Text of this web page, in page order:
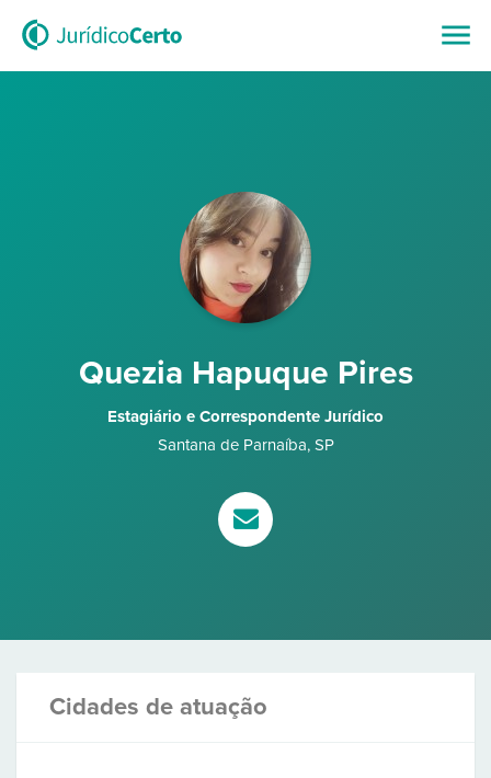
Quezia Hapuque Pires
Estagiário e Correspondente Jurídico
Santana de Parnaíba, SP
Cidades de atuação